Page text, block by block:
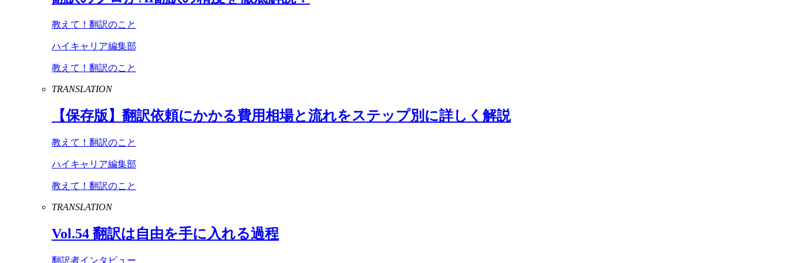
教えて！翻訳のこと
ハイキャリア編集部
教えて！翻訳のこと
TRANSLATION
【保存版】翻訳依頼にかかる費用相場と流れをステップ別に詳しく解説
教えて！翻訳のこと
ハイキャリア編集部
教えて！翻訳のこと
TRANSLATION
Vol.54 翻訳は自由を手に入れる過程
翻訳者インタビュー